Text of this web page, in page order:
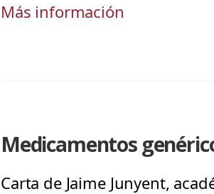
Más información
Medicamentos
Carta de Jaime Junyent,